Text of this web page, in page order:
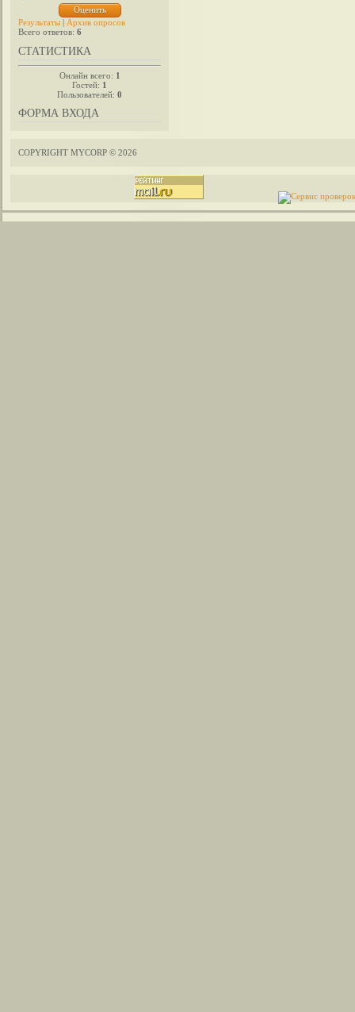
Результаты | Архив опросов
Всего ответов: 6
СТАТИСТИКА
Онлайн всего: 1
Гостей: 1
Пользователей: 0
ФОРМА ВХОДА
COPYRIGHT MYCORP © 2026